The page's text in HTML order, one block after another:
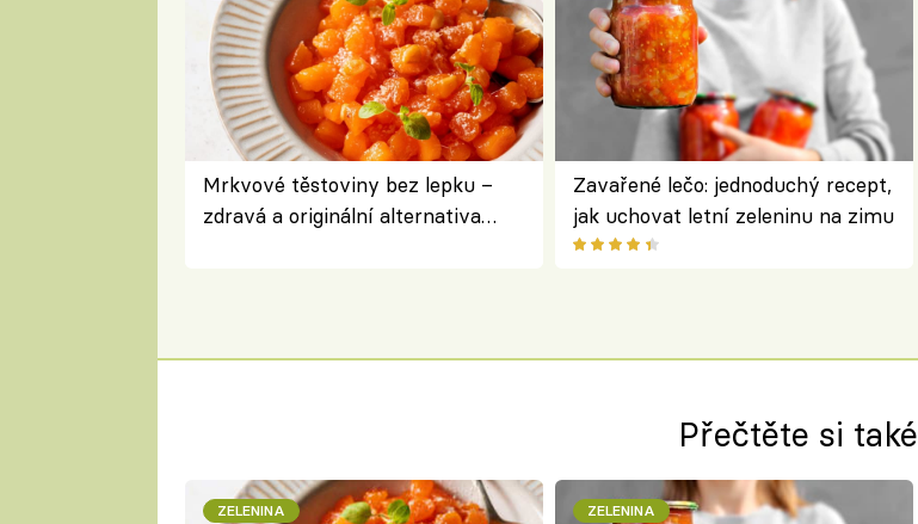
Mrkvové těstoviny bez lepku –
zdravá a originální alternativa
Zavařené lečo: jednoduchý recept,
jak uchovat letní zeleninu na zimu
Přečtěte si také
ZELENINA ZELENINA